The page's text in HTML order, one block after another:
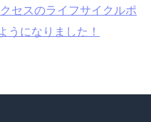
セスのライフサイクルポ
うになりました！